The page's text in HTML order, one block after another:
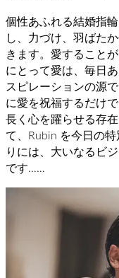
個性あふれる結婚指
し、力づけ、羽ばた
きます。愛すること
にとって愛は、毎日
スピレーションの源
に愛を祝福するだけ
長く心を躍らせる存
て、Rubin を今日の
りには、大いなるビ
です……